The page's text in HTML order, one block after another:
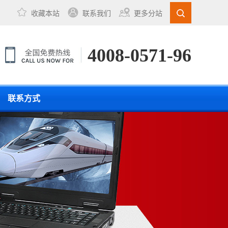
收藏本站 联系我们 更多分站
4008-0571-96
联系方式